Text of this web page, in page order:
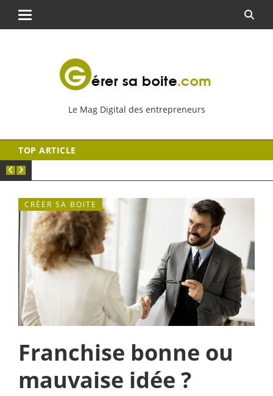
Le Mag Digital des entrepreneurs
TOP ARTICLE
CRÉER SA BOITE
Franchise bonne ou
mauvaise idée ?